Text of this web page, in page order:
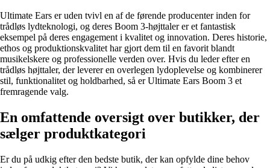
Ultimate Ears er uden tvivl en af de førende producenter inden for
trådløs lydteknologi, og deres Boom 3-højttaler er et fantastisk
eksempel på deres engagement i kvalitet og innovation. Deres historie,
ethos og produktionskvalitet har gjort dem til en favorit blandt
musikelskere og professionelle verden over. Hvis du leder efter en
trådløs højttaler, der leverer en overlegen lydoplevelse og kombinerer
stil, funktionalitet og holdbarhed, så er Ultimate Ears Boom 3 et
fremragende valg.
En omfattende oversigt over butikker, der
sælger produktkategori
Er du på udkig efter den bedste butik, der kan opfylde dine behov